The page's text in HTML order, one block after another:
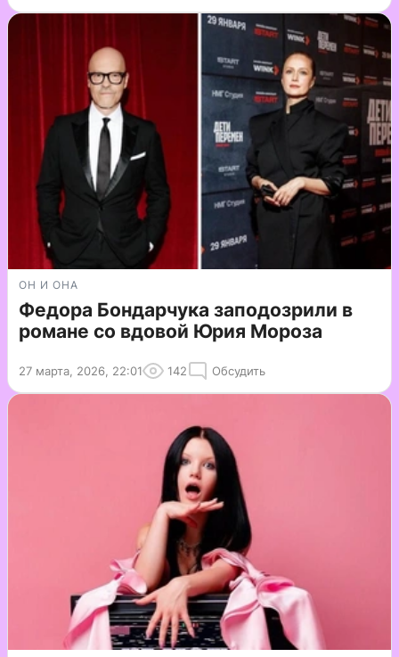
ОН И ОНА
Федора Бондарчука заподозрили в
романе со вдовой Юрия Мороза
27 марта, 2026, 22:01 142 Обсудить